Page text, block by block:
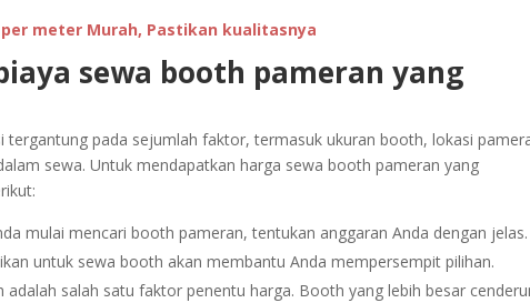
meter Murah, Pastikan kualitasnya
sewa booth pameran yang
pada sejumlah faktor, termasuk ukuran booth, lokasi
sewa. Untuk mendapatkan harga sewa booth pameran yang
mulai mencari booth pameran, tentukan anggaran Anda dengan jelas.
untuk sewa booth akan membantu Anda mempersempit pilihan.
adalah salah satu faktor penentu harga. Booth yang lebih besar